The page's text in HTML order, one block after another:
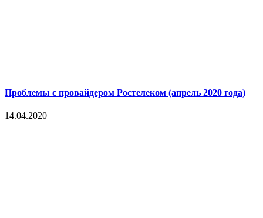
Проблемы с провайдером Ростелеком (апрель 2020 года)
14.04.2020